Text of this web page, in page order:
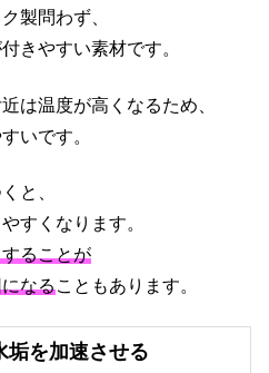
製問わず、
きやすい素材です。
は温度が高くなるため、
いです。
と、
すくなります。
ることが
なることもあります。
垢を加速させる